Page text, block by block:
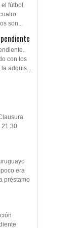
fútbol
son...
con los
adquis...
21.30
era
préstamo